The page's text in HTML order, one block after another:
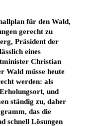
für den Wald,
gerecht zu
Präsident der
eines
Christian
Wald müsse heute
werden: als
und
ständig zu, daher
das die
schnell Lösungen